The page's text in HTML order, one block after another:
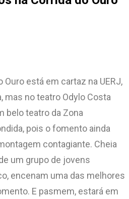
Ouro está em cartaz na UERJ,
mas no teatro Odylo Costa
belo teatro da Zona
pois o fomento ainda
contagiante. Cheia
um grupo de jovens
encenam uma das melhores
E pasmem, estará em